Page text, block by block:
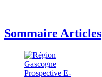
Sommaire Articles